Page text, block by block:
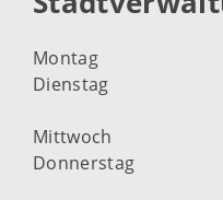
Montag
Dienstag
Mittwoch
Donnerstag